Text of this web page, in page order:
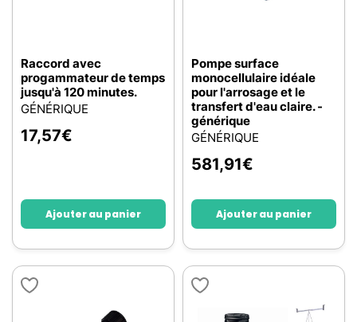
Raccord avec
progammateur de temps
jusqu'à 120 minutes.
GÉNÉRIQUE
17,57€
Ajouter au panier
Pompe surface
monocellulaire idéale
pour l'arrosage et le
transfert d'eau claire. -
générique
GÉNÉRIQUE
581,91€
Ajouter au panier